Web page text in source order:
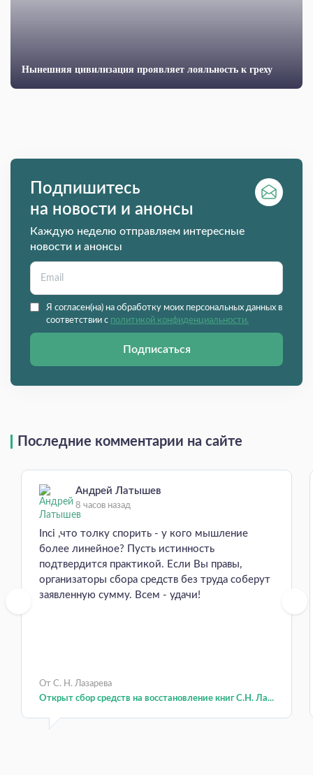
Нынешняя цивилизация проявляет лояльность к греху
Подпишитесь
на новости и анонсы
Каждую неделю отправляем интересные
новости и анонсы
Я согласен(на) на обработку моих персональных данных в
соответствии с политикой конфиденциальности.
Подписаться
Последние комментарии на сайте
Андрей Латышев
8 часов назад
Inci ,что толку спорить - у кого мышление
более линейное? Пусть истинность
подтвердится практикой. Если Вы правы,
организаторы сбора средств без труда соберут
заявленную сумму. Всем - удачи!
От С. Н. Лазарева
Открыт сбор средств на восстановление книг С.Н. Ла...